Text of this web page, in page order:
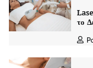
το